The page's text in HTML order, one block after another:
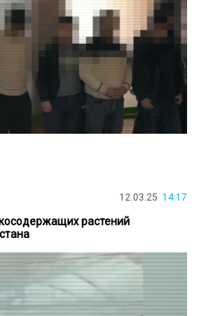
12.03.25 14:17
растений